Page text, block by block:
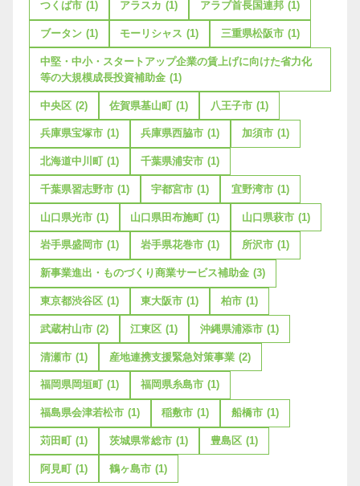
つくば市 (1) アラスカ (1) アラブ首長国連邦 (1)
ブータン (1) モーリシャス (1) 三重県松阪市 (1)
中堅・中小・スタートアップ企業の賃上げに向けた省力化
等の大規模成長投資補助金 (1)
中央区 (2) 佐賀県基山町 (1) 八王子市 (1)
兵庫県宝塚市 (1) 兵庫県西脇市 (1) 加須市 (1)
北海道中川町 (1) 千葉県浦安市 (1)
千葉県習志野市 (1) 宇都宮市 (1) 宜野湾市 (1)
山口県光市 (1) 山口県田布施町 (1) 山口県萩市 (1)
岩手県盛岡市 (1) 岩手県花巻市 (1) 所沢市 (1)
新事業進出・ものづくり商業サービス補助金 (3)
東京都渋谷区 (1) 東大阪市 (1) 柏市 (1)
武蔵村山市 (2) 江東区 (1) 沖縄県浦添市 (1)
清瀬市 (1) 産地連携支援緊急対策事業 (2)
福岡県岡垣町 (1) 福岡県糸島市 (1)
福島県会津若松市 (1) 稲敷市 (1) 船橋市 (1)
苅田町 (1) 茨城県常総市 (1) 豊島区 (1)
阿見町 (1) 鶴ヶ島市 (1)